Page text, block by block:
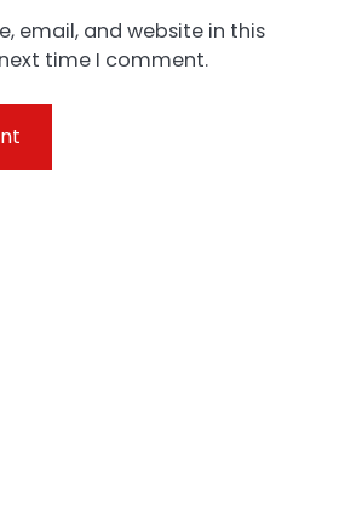
email, and website in this
time I comment.